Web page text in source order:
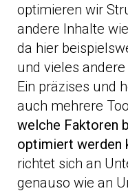
optimieren wir
andere Inhalte
da hier
und vieles
Ein präzises und
auch mehrere
welche Faktoren
optimiert werden
richtet sich an
genauso wie an